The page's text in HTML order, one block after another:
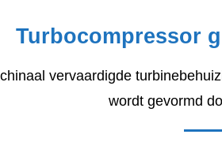
Turbocompressor
vervaardigde
wordt gevormd